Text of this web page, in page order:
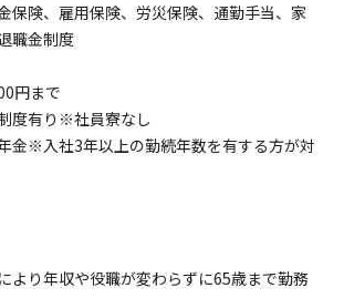
保険、雇用保険、労災保険、通勤手当、家
職金制度
円まで
度有り※社員寮なし
金※入社3年以上の勤続年数を有する方が対
より年収や役職が変わらずに65歳まで勤務